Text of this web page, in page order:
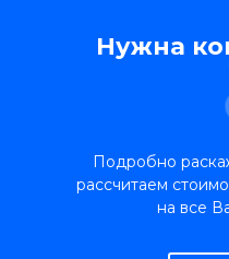
Нужна
Подробно
рассчитаем
на все